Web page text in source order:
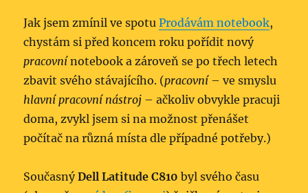
Jak jsem zmínil ve spotuProdávám notebook,
chystám si před koncem roku pořídit nový
pracovnínotebook a zároveň se po třech letech
zbavit svého stávajícího. (pracovní– ve smyslu
hlavní pracovní nástroj – ačkoliv obvykle pracuji
doma, zvykl jsem si na možnost přenášet
počítač na různá místa dle případné potřeby.)
SoučasnýDell Latitude C810 byl svého času